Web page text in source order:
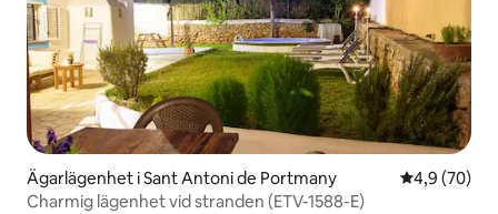
Ägarlägenhet i Sant Antoni de Portmany 4,9 av 5 i
4,9 (70)
Charmig lägenhet vid stranden (ETV-1588-E)